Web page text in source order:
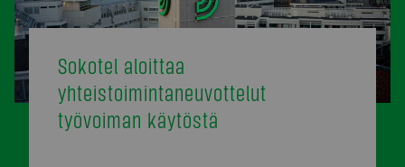
Sokotel aloittaa
yhteistoimintaneuvottelut
työvoiman käytöstä